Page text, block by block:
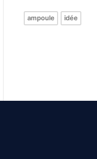
ampoule idée